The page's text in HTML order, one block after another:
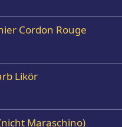
Cordon Rouge
Likör
Maraschino)